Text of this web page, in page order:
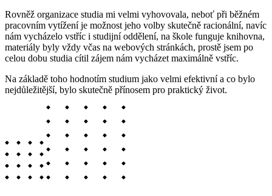
Rovněž organizace studia mi velmi vyhovovala, neboť při běžném
pracovním vytížení je možnost jeho volby skutečně racionální, navíc
nám vycházelo vstříc i studijní oddělení, na škole funguje knihovna,
materiály byly vždy včas na webových stránkách, prostě jsem po
celou dobu studia cítil zájem nám vycházet maximálně vstříc.
Na základě toho hodnotím studium jako velmi efektivní a co bylo
nejdůležitější, bylo skutečně přínosem pro praktický život.